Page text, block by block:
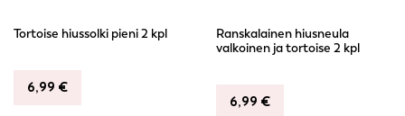
Tortoise hiussolki pieni 2 kpl
6,99 €
Ranskalainen hiusneula
valkoinen ja tortoise 2 kpl
6,99 €